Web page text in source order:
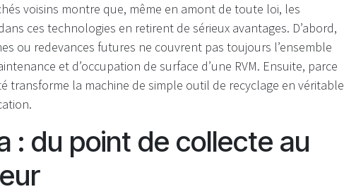
voisins montre que, même en amont de toute loi, les
ces technologies en retirent de sérieux avantages. D’abord,
ou redevances futures ne couvrent pas toujours l’ensemble
et d’occupation de surface d’une RVM. Ensuite, parce
transforme la machine de simple outil de recyclage en véritable
: du point de collecte au